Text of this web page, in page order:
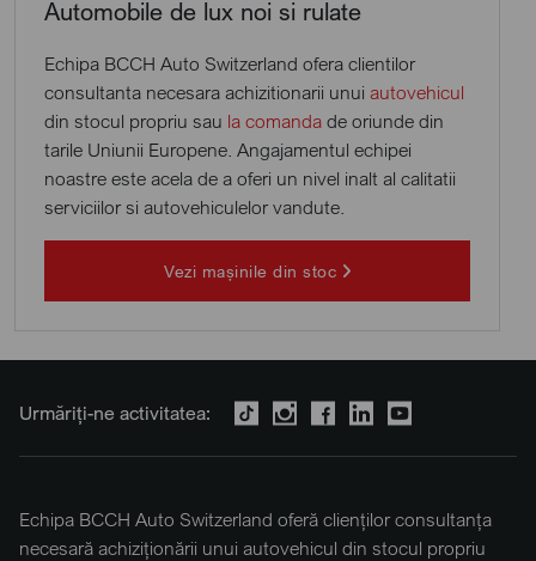
Automobile de lux noi si rulate
Echipa BCCH Auto Switzerland ofera clientilor
consultanta necesara achizitionarii unui autovehicul
din stocul propriu sau la comanda de oriunde din
tarile Uniunii Europene. Angajamentul echipei
noastre este acela de a oferi un nivel inalt al calitatii
serviciilor si autovehiculelor vandute.
Vezi mașinile din stoc
Urmăriți-ne activitatea:
Echipa BCCH Auto Switzerland oferă clienților consultanța
necesară achiziționării unui autovehicul din stocul propriu